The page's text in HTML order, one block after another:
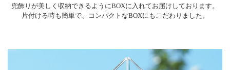
兜飾りが美しく収納できるようにBOXに入れてお届けしております。
片付ける時も簡単で、コンパクトなBOXにもこだわりました。